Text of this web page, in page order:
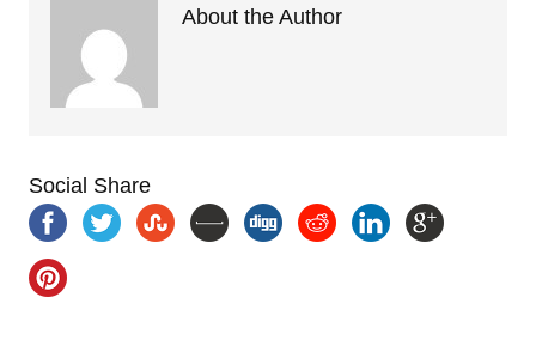
About the Author
Social Share